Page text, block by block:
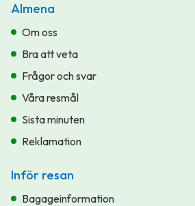
Almena
Om oss
Bra att veta
Frågor och svar
Våra resmål
Sista minuten
Reklamation
Inför resan
Bagageinformation